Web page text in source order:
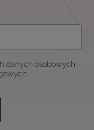
danych osobowych